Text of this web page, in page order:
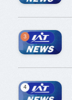
3
4